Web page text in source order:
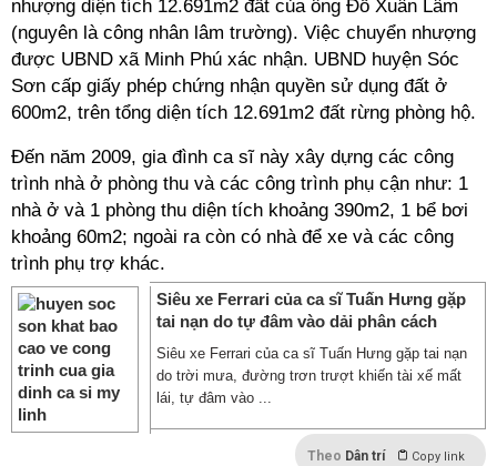
nhượng diện tích 12.691m2 đất của ông Đỗ Xuân Lâm
(nguyên là công nhân lâm trường). Việc chuyển nhượng
được UBND xã Minh Phú xác nhận. UBND huyện Sóc
Sơn cấp giấy phép chứng nhận quyền sử dụng đất ở
600m2, trên tổng diện tích 12.691m2 đất rừng phòng hộ.
Đến năm 2009, gia đình ca sĩ này xây dựng các công
trình nhà ở phòng thu và các công trình phụ cận như: 1
nhà ở và 1 phòng thu diện tích khoảng 390m2, 1 bể bơi
khoảng 60m2; ngoài ra còn có nhà để xe và các công
trình phụ trợ khác.
Siêu xe Ferrari của ca sĩ Tuấn Hưng gặp
tai nạn do tự đâm vào dải phân cách
Siêu xe Ferrari của ca sĩ Tuấn Hưng gặp tai nạn
do trời mưa, đường trơn trượt khiến tài xế mất
lái, tự đâm vào ...
Theo Dân trí Copy link